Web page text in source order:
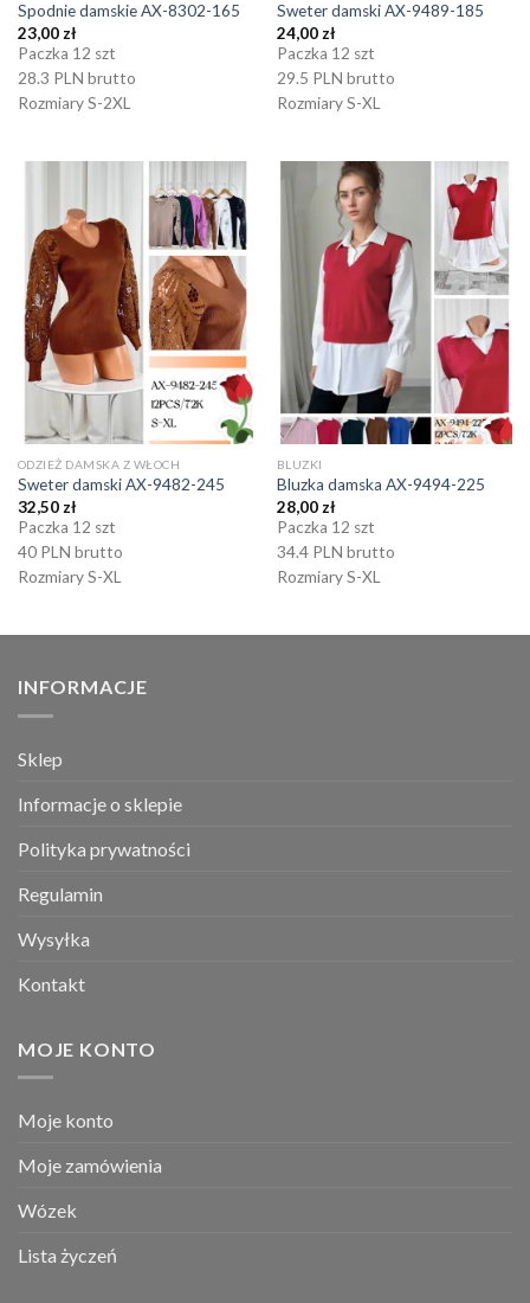
Spodnie damskie AX-8302-165
23,00 zł
Paczka 12 szt
28.3 PLN brutto
Rozmiary S-2XL
Sweter damski AX-9489-185
24,00 zł
Paczka 12 szt
29.5 PLN brutto
Rozmiary S-XL
ODZIEŻ DAMSKA Z WŁOCH
Sweter damski AX-9482-245
32,50 zł
Paczka 12 szt
40 PLN brutto
Rozmiary S-XL
BLUZKI
Bluzka damska AX-9494-225
28,00 zł
Paczka 12 szt
34.4 PLN brutto
Rozmiary S-XL
INFORMACJE
Sklep
Informacje o sklepie
Polityka prywatności
Regulamin
Wysyłka
Kontakt
MOJE KONTO
Moje konto
Moje zamówienia
Wózek
Lista życzeń